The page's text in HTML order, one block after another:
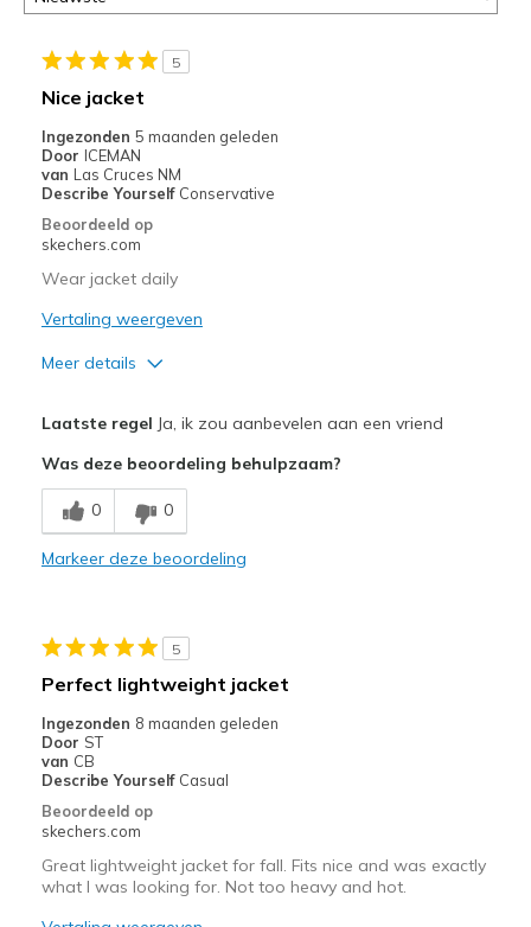
5
Nice jacket
Ingezonden 5 maanden geleden
Door ICEMAN
van Las Cruces NM
Describe Yourself Conservative
Beoordeeld op
skechers.com
Wear jacket daily
Vertaling weergeven
Meer details
Breathe Well
Comfortable
Beste toepassingen
Going Out
Travel
Width
Feels true to width
Laatste regel Ja, ik zou aanbevelen aan een vriend
Was deze beoordeling behulpzaam?
0 0
Markeer deze beoordeling
5
Perfect lightweight jacket
Ingezonden 8 maanden geleden
Door ST
van CB
Describe Yourself Casual
Beoordeeld op
skechers.com
Great lightweight jacket for fall. Fits nice and was exactly
what I was looking for. Not too heavy and hot.